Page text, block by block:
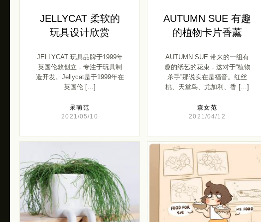
JELLYCAT 柔软的
玩具设计欣赏
JELLYCAT 玩具品牌于1999年
英国伦敦创立，专注于玩具制
造开发。Jellycat是于1999年在
英国伦 […]
呆萌范
2021/05/10
AUTUMN SUE 有趣
的植物卡片香薰
AUTUMN SUE 带来的一组有
趣的纸艺的花束，这对于“植物
杀手”那说实在是福音。红丝
桃、天堂鸟、尤加利、香 […]
森女范
2021/04/12